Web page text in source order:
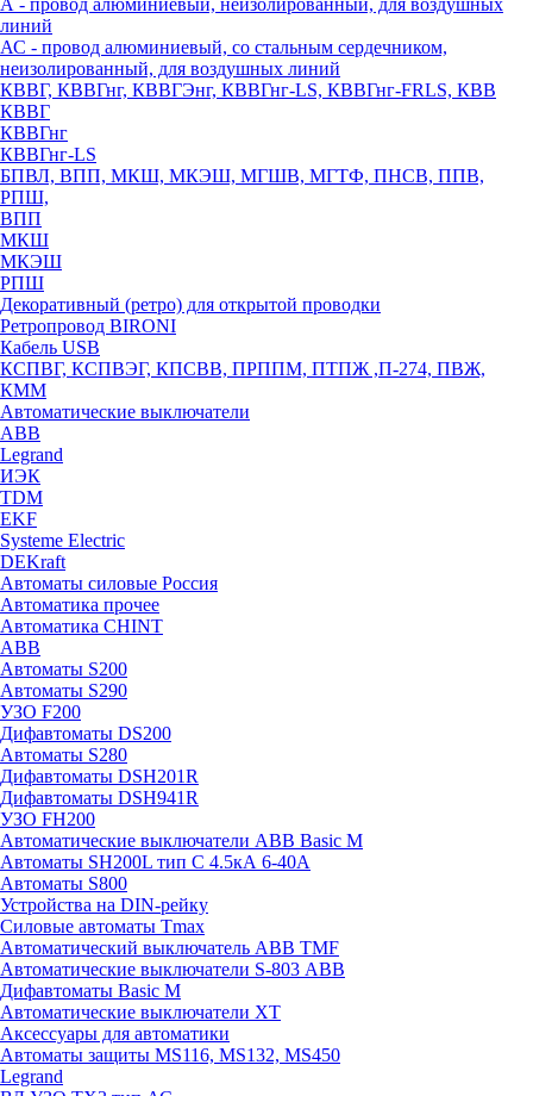
А - провод алюминиевый, неизолированный, для воздушных
линий
АС - провод алюминиевый, со стальным сердечником,
неизолированный, для воздушных линий
КВВГ, КВВГнг, КВВГЭнг, КВВГнг-LS, КВВГнг-FRLS, КВВ
КВВГ
КВВГнг
КВВГнг-LS
БПВЛ, ВПП, МКШ, МКЭШ, МГШВ, МГТФ, ПНСВ, ППВ,
РПШ,
ВПП
МКШ
МКЭШ
РПШ
Декоративный (ретро) для открытой проводки
Ретропровод BIRONI
Кабель USB
КСПВГ, КСПВЭГ, КПСВВ, ПРППМ, ПТПЖ ,П-274, ПВЖ,
КММ
Автоматические выключатели
ABB
Legrand
ИЭК
TDM
EKF
Systeme Electric
DEKraft
Автоматы силовые Россия
Автоматика прочее
Автоматика CHINT
ABB
Автоматы S200
Автоматы S290
УЗО F200
Дифавтоматы DS200
Автоматы S280
Дифавтоматы DSH201R
Дифавтоматы DSH941R
УЗО FH200
Автоматические выключатели ABB Basic M
Автоматы SH200L тип С 4.5кА 6-40А
Автоматы S800
Устройства на DIN-рейку
Силовые автоматы Tmax
Автоматический выключатель ABB TMF
Автоматические выключатели S-803 АВВ
Дифавтоматы Basic M
Автоматические выключатели XT
Аксессуары для автоматики
Автоматы защиты MS116, MS132, MS450
Legrand